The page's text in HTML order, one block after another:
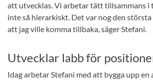
att utvecklas. Vi arbetar tätt tillsammans i
inte så hierarkiskt. Det var nog den
att jag ville komma tillbaka, säger Stefani.
Utvecklar labb för
Idag arbetar Stefani med att bygga upp en